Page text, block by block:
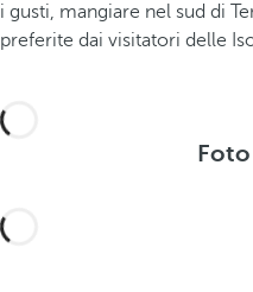
i gusti, mangiare nel sud di
preferite dai visitatori delle